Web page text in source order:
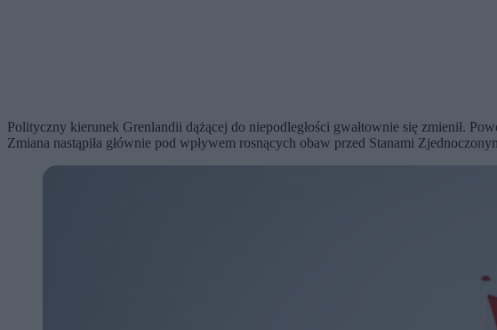
Polityczny kierunek Grenlandii dążącej do niepodległości gwałtownie się zmienił.
Zmiana nastąpiła głównie pod wpływem rosnących obaw przed Stanami